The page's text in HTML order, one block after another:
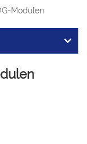
Modulen